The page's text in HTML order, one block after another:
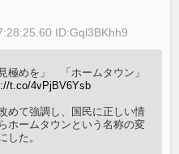
ID:Gql3BKhh9
極めを」 「ホームタウン」
t.co/4vPjBV6Ysb
めて強調し、国民に正しい情
ホームタウンという名称の変
した。